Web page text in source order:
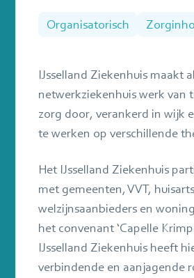
Organisatorisch
IJsselland Ziekenhuis maakt
netwerkziekenhuis werk van
zorg door, verankerd in wijk
te werken op verschillende
Het IJsselland Ziekenhuis
met gemeenten, VVT,
welzijnsaanbieders en
het convenant ‘Capelle
IJsselland Ziekenhuis heeft
verbindende en aanjagende